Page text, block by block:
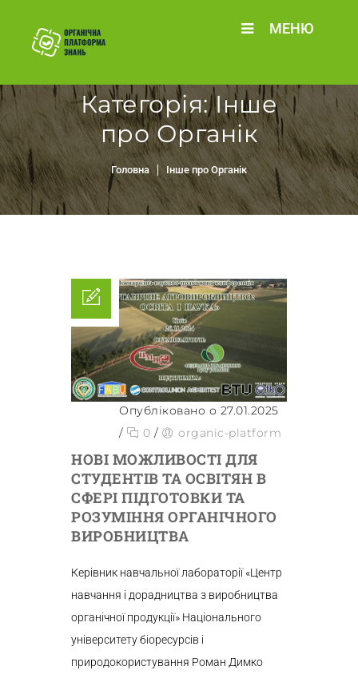
МЕНЮ
Категорія:Інше
про Органік
Головна Інше про Органік
Опубліковано о 27.01.2025
/
0 / organic-platform
НОВІ МОЖЛИВОСТІ ДЛЯ
СТУДЕНТІВ ТА ОСВІТЯН В
СФЕРІ ПІДГОТОВКИ ТА
РОЗУМІННЯ ОРГАНІЧНОГО
ВИРОБНИЦТВА
Керівник навчальної лабораторії «Центр
навчання і дорадництва з виробництва
органічної продукції» Національного
університету біоресурсів і
природокористування Роман Димко